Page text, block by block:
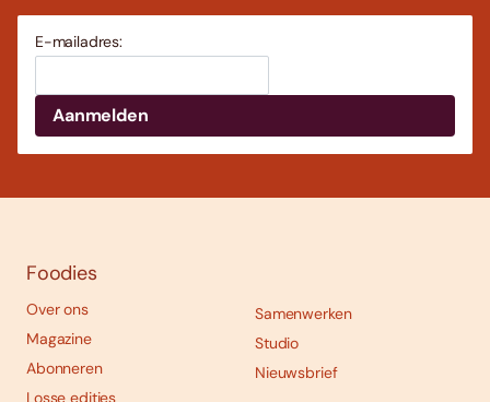
E-mailadres:
Foodies
Over ons
Magazine
Abonneren
Losse edities
Samenwerken
Studio
Nieuwsbrief